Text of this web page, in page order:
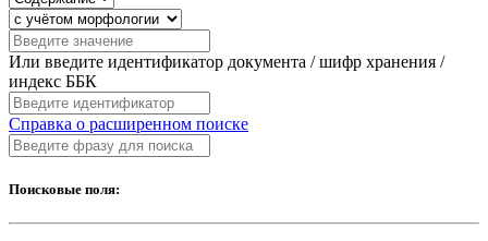
Или введите идентификатор документа / шифр хранения /
индекс ББК
Справка о расширенном поиске
Поисковые поля: